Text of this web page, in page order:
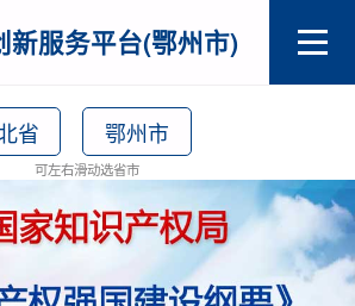
新服务平台(鄂州市)
省 鄂州市
可左右滑动选省市